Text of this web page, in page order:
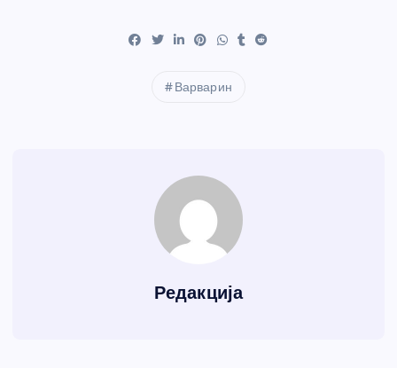
Варварин
Редакција